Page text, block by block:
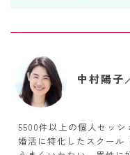
中村陽子
5500件以上の個人セッシ
婚活に特化したスクー